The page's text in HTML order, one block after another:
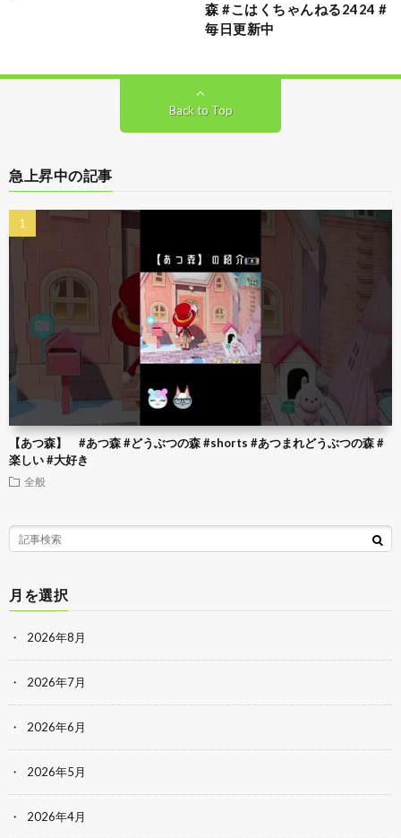
森 #こはくちゃんねる2424 #
毎日更新中
Back to Top
急上昇中の記事
【あつ森】 #あつ森 #どうぶつの森 #shorts #あつまれどうぶつの森 #
楽しい #大好き
全般
月を選択
2026年8月
2026年7月
2026年6月
2026年5月
2026年4月